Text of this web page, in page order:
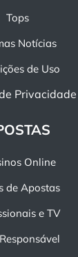
Tops
Notícias
de Uso
Privacidade
Online
de Apostas
e TV